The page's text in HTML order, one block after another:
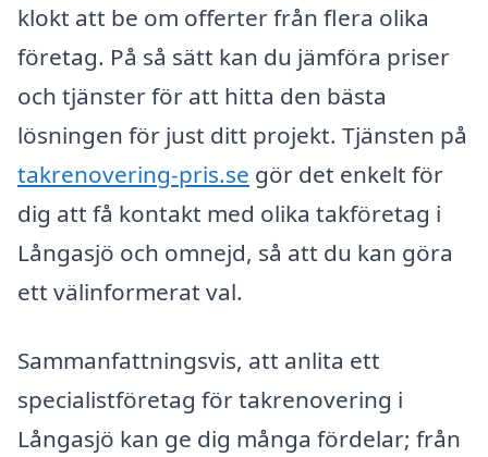
klokt att be om offerter från flera olika
företag. På så sätt kan du jämföra priser
och tjänster för att hitta den bästa
lösningen för just ditt projekt. Tjänsten på
takrenovering-pris.se gör det enkelt för
dig att få kontakt med olika takföretag i
Långasjö och omnejd, så att du kan göra
ett välinformerat val.
Sammanfattningsvis, att anlita ett
specialistföretag för takrenovering i
Långasjö kan ge dig många fördelar; från